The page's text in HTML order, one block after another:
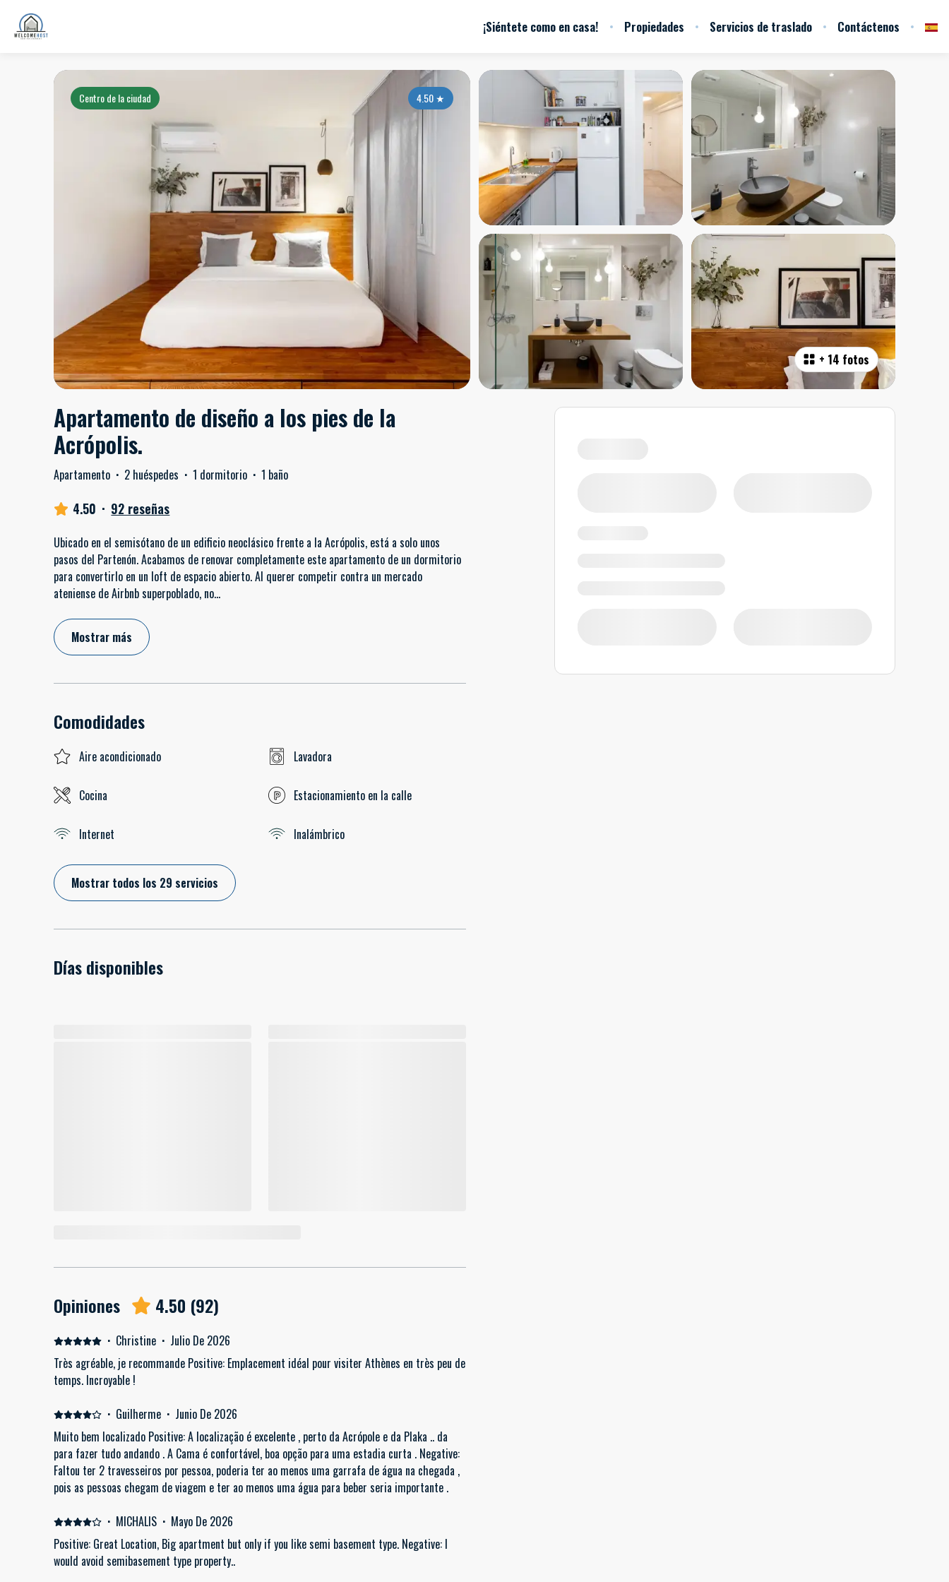
¡Siéntete como en casa! Propiedades Servicios de traslado Contáctenos
+ 14 fotos
4.50★
Centro de la ciudad
Apartamento de diseño a los pies de la
Acrópolis.
Apartamento · 2 huéspedes · 1 dormitorio · 1 baño
4.50 · 92 reseñas
Ubicado en el semisótano de un edificio neoclásico frente a la Acrópolis, está a solo unos
pasos del Partenón. Acabamos de renovar completamente este apartamento de un dormitorio
para convertirlo en un loft de espacio abierto. Al querer competir contra un mercado
ateniense de Airbnb superpoblado, no...
Mostrar más
Comodidades
Aire acondicionado Lavadora
Cocina Estacionamiento en la calle
Internet Inalámbrico
Mostrar todos los 29 servicios
Días disponibles
Opiniones 4.50 (92)
· Christine · Julio De 2026
Très agréable, je recommande Positive: Emplacement idéal pour visiter Athènes en très peu de
temps. Incroyable !
· Guilherme · Junio De 2026
Muito bem localizado Positive: A localização é excelente , perto da Acrópole e da Plaka .. da
para fazer tudo andando . A Cama é confortável, boa opção para uma estadia curta . Negative:
Faltou ter 2 travesseiros por pessoa, poderia ter ao menos uma garrafa de água na chegada ,
pois as pessoas chegam de viagem e ter ao menos uma água para beber seria importante .
· MICHALIS · Mayo De 2026
Positive: Great Location, Big apartment but only if you like semi basement type. Negative: I
would avoid semibasement type property..